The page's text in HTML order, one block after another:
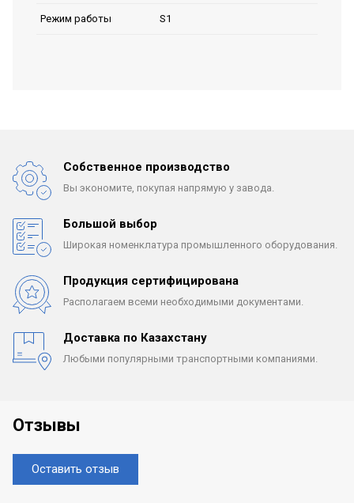
Режим работы S1
Собственное производство
Вы экономите, покупая напрямую у завода.
Большой выбор
Широкая номенклатура промышленного оборудования.
Продукция сертифицирована
Располагаем всеми необходимыми документами.
Доставка по Казахстану
Любыми популярными транспортными компаниями.
Отзывы
Оставить отзыв